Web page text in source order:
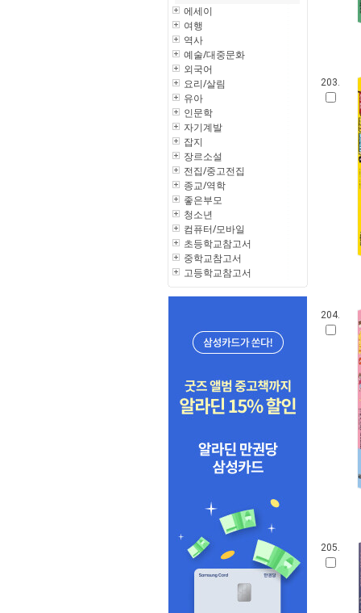
에세이
여행
역사
예술/대중문화
외국어
요리/살림
유아
인문학
자기계발
잡지
장르소설
전집/중고전집
종교/역학
좋은부모
청소년
컴퓨터/모바일
초등학교참고서
중학교참고서
고등학교참고서
203.
204.
205.